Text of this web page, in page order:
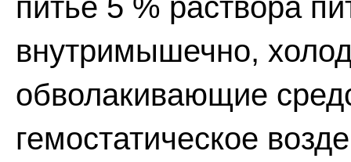
питье 5 % раствора
внутримышечно,
обволакивающие
гемостатическое